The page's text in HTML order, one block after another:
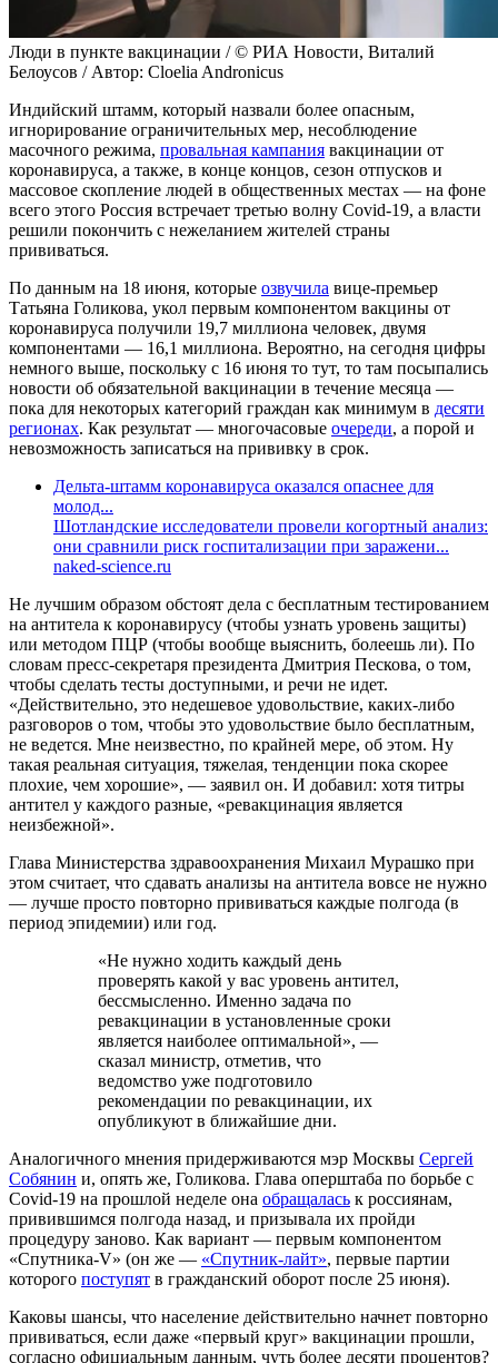
Люди в пункте вакцинации / © РИА Новости, Виталий
Белоусов / Автор: Cloelia Andronicus
Индийский штамм, который назвали более опасным,
игнорирование ограничительных мер, несоблюдение
масочного режима, провальная кампания вакцинации от
коронавируса, а также, в конце концов, сезон отпусков и
массовое скопление людей в общественных местах — на фоне
всего этого Россия встречает третью волну Covid-19, а власти
решили покончить с нежеланием жителей страны
прививаться.
По данным на 18 июня, которые озвучила вице-премьер
Татьяна Голикова, укол первым компонентом вакцины от
коронавируса получили 19,7 миллиона человек, двумя
компонентами — 16,1 миллиона. Вероятно, на сегодня цифры
немного выше, поскольку с 16 июня то тут, то там посыпались
новости об обязательной вакцинации в течение месяца —
пока для некоторых категорий граждан как минимум в десяти
регионах. Как результат — многочасовые очереди, а порой и
невозможность записаться на прививку в срок.
Дельта-штамм коронавируса оказался опаснее для
молод...
Шотландские исследователи провели когортный анализ:
они сравнили риск госпитализации при заражени...
naked-science.ru
Не лучшим образом обстоят дела с бесплатным тестированием
на антитела к коронавирусу (чтобы узнать уровень защиты)
или методом ПЦР (чтобы вообще выяснить, болеешь ли). По
словам пресс-секретаря президента Дмитрия Пескова, о том,
чтобы сделать тесты доступными, и речи не идет.
«Действительно, это недешевое удовольствие, каких-либо
разговоров о том, чтобы это удовольствие было бесплатным,
не ведется. Мне неизвестно, по крайней мере, об этом. Ну
такая реальная ситуация, тяжелая, тенденции пока скорее
плохие, чем хорошие», — заявил он. И добавил: хотя титры
антител у каждого разные, «ревакцинация является
неизбежной».
Глава Министерства здравоохранения Михаил Мурашко при
этом считает, что сдавать анализы на антитела вовсе не нужно
— лучше просто повторно прививаться каждые полгода (в
период эпидемии) или год.
«Не нужно ходить каждый день
проверять какой у вас уровень антител,
бессмысленно. Именно задача по
ревакцинации в установленные сроки
является наиболее оптимальной», —
сказал министр, отметив, что
ведомство уже подготовило
рекомендации по ревакцинации, их
опубликуют в ближайшие дни.
Аналогичного мнения придерживаются мэр Москвы Сергей
Собянин и, опять же, Голикова. Глава оперштаба по борьбе с
Covid-19 на прошлой неделе она обращалась к россиянам,
привившимся полгода назад, и призывала их пройди
процедуру заново. Как вариант — первым компонентом
«Спутника-V» (он же — «Спутник-лайт», первые партии
которого поступят в гражданский оборот после 25 июня).
Каковы шансы, что население действительно начнет повторно
прививаться, если даже «первый круг» вакцинации прошли,
согласно официальным данным, чуть более десяти процентов?